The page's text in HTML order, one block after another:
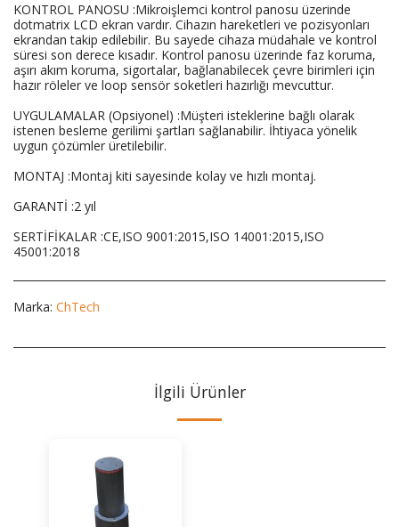
KONTROL PANOSU :Mikroişlemci kontrol panosu üzerinde
dotmatrix LCD ekran vardır. Cihazın hareketleri ve pozisyonları
ekrandan takip edilebilir. Bu sayede cihaza müdahale ve kontrol
süresi son derece kısadır. Kontrol panosu üzerinde faz koruma,
aşırı akım koruma, sigortalar, bağlanabilecek çevre birimleri için
hazır röleler ve loop sensör soketleri hazırlığı mevcuttur.
UYGULAMALAR (Opsiyonel) :Müşteri isteklerine bağlı olarak
istenen besleme gerilimi şartları sağlanabilir. İhtiyaca yönelik
uygun çözümler üretilebilir.
MONTAJ :Montaj kiti sayesinde kolay ve hızlı montaj.
GARANTİ :2 yıl
SERTİFİKALAR :CE,ISO 9001:2015,ISO 14001:2015,ISO
45001:2018
Marka: ChTech
İlgili Ürünler